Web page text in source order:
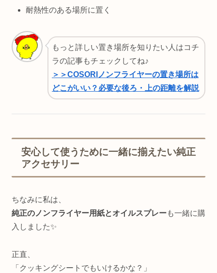
耐熱性のある場所に置く
もっと詳しい置き場所を知りたい人はコチ
ラの記事もチェックしてね♪
＞＞COSORIノンフライヤーの置き場所は
どこがいい？必要な後ろ・上の距離を解説
安心して使うために一緒に揃えたい純正
アクセサリー
ちなみに私は、
純正のノンフライヤー用紙とオイルスプレーも一緒に購
入しました✨
正直、
「クッキングシートでもいけるかな？」